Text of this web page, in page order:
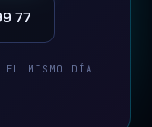
77
EL MISMO DÍA